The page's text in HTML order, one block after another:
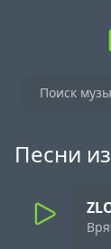
Песни